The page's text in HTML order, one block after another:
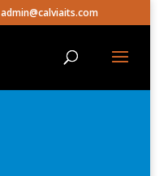
admin@calviaits.com